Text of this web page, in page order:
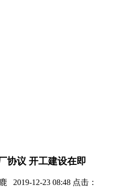
协议 开工建设在即
2019-12-23 08:48 点击：